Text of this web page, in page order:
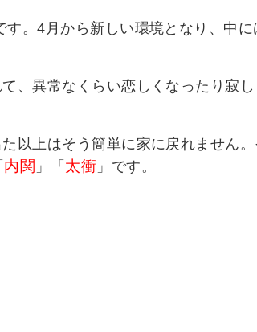
す。4月から新しい環境となり、中
、異常なくらい恋しくなったり寂
以上はそう簡単に家に戻れません
内関 」「 太衝 」です。